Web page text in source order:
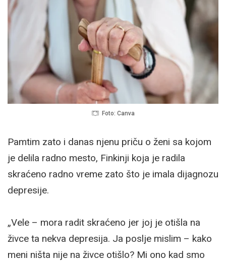
Foto: Canva
Pamtim zato i danas njenu priču o ženi sa kojom
je delila radno mesto, Finkinji koja je radila
skraćeno radno vreme zato što je imala dijagnozu
depresije.
„Vele – mora radit skraćeno jer joj je otišla na
živce ta nekva depresija. Ja poslje mislim – kako
meni ništa nije na živce otišlo? Mi ono kad smo